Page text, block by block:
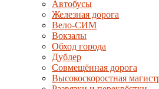
Автобусы
Железная дорога
Вело-СИМ
Вокзалы
Обход города
Дублер
Совмещённая дорога
Высокоскоростная